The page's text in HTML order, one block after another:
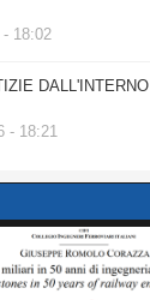
- 18:02
DALL'INTERNO
- 18:21